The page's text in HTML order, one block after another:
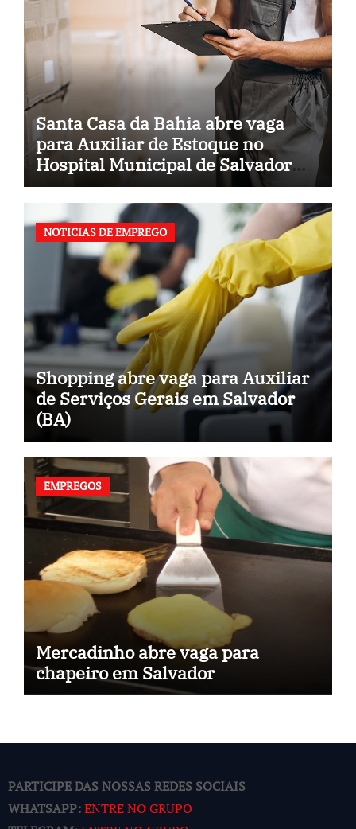
Santa Casa da Bahia abre vaga
para Auxiliar de Estoque no
Hospital Municipal de Salvador
(BA)
NOTICIAS DE EMPREGO
Shopping abre vaga para Auxiliar
de Serviços Gerais em Salvador
(BA)
EMPREGOS
Mercadinho abre vaga para
chapeiro em Salvador
PARTICIPE DAS NOSSAS REDES SOCIAIS
WHATSAPP:ENTRE NO GRUPO